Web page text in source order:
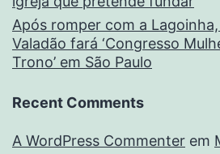
Após romper com a
Valadão fará ‘Congresso
Trono’ em São Paulo
Recent Comments
A WordPress Commenter em